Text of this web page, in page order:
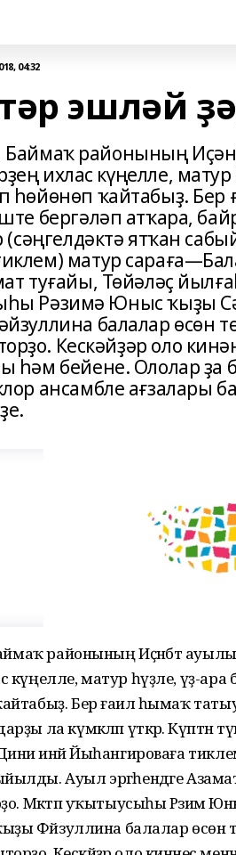
04:32
эшләй
районының
ихлас күңелле,
һөйөнөп ҡайтабыҙ. Бер
бергәләп атҡара,
(сәңгелдәктә ятҡан
матур
туғайы, Төйәләҫ
Рәзимә Юныс ҡыҙы
балалар өсөн
Кескәйҙәр оло
һәм бейене. Ололар ҙа
ансамбле ағзалары
районының Иҫәнбәт
күңелле, матур һүҙле, үҙ-
Бер ғаилә һымаҡ татыу
ла күмәкләп үткәрә. Күптән
инәй Йыһангироваға
Ауыл эргәһендәге
Мәктәп уҡытыусыһы Рәзимә
ҡыҙы Фәйзуллина балалар